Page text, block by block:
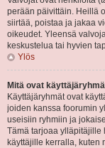
perään päivittäin. Heillä
siirtää, poistaa ja jakaa
oikeudet. Yleensä
keskustelua tai hyvien
Ylös
Mitä ovat
Käyttäjäryhmät ovat
joiden kanssa foorumin
useisiin ryhmiin ja
Tämä tarjoaa ylläpitäjille
käyttäjille kerralla, kuten